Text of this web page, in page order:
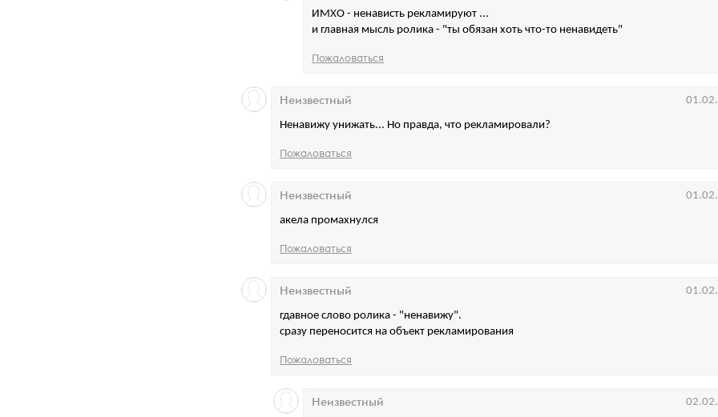
ИМХО - ненависть рекламируют ...
и главная мысль ролика - "ты обязан хоть что-то ненавидеть"
Пожаловаться
Ненавижу унижать... Но правда, что рекламировали?
Неизвестный
Пожаловаться
акела промахнулся
Неизвестный
Пожаловаться
гдавное слово ролика - "ненавижу".
сразу переносится на объект рекламирования
Неизвестный
Пожаловаться
Неизвестный